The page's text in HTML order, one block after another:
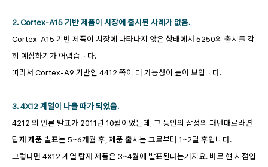
2. Cortex-A15 기반 제품이 시장에 출시된 사례가 없음.
Cortex-A15 기반 제품이 시장에 나타나지 않은 상태에서 5250의 출시를 감
히 예상하기가 어렵습니다.
따라서 Cortex-A9 기반인 4412 쪽이 더 가능성이 높아 보입니다.
3. 4X12 계열이 나올 때가 되었음.
4212 의 언론 발표가 2011년 10월이었는데, 그 동안의 삼성의 패턴대로라면
탑재 제품 발표는 5~6개월 후, 제품 출시는 그로부터 1~2달 후입니다.
그렇다면 4X12 계열 탑재 제품은 3~4월에 발표된다는거지요. 바로 현 시점입